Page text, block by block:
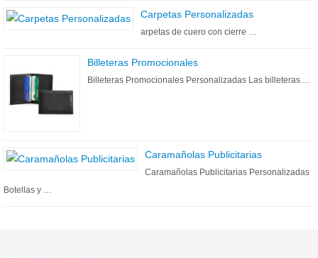
Carpetas Personalizadas
arpetas de cuero con cierre …
Billeteras Promocionales
Billeteras Promocionales Personalizadas Las billeteras …
Caramañolas Publicitarias
Caramañolas Publicitarias Personalizadas
Botellas y …